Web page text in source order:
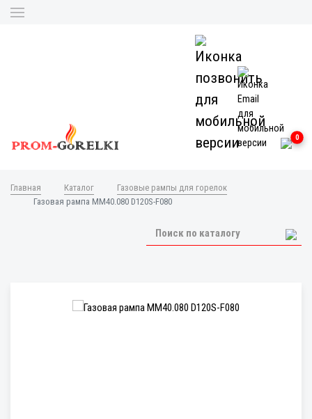
0
Главная Каталог
Газовые рампы для горелок
Газовая рампа MM40.080 D120S-F080